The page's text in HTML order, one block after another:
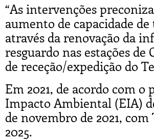
“As intervenções
aumento de capacidade
através da renovação da
resguardo nas estações
de receção/expedição do
Em 2021, de acordo com
Impacto Ambiental (EIA)
de novembro de 2021,
2025.